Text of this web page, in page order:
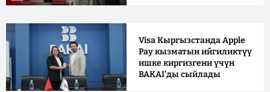
Visa Кыргызстанда Apple
Pay кызматын ийгиликтүү
ишке киргизгени үчүн
BAKAI'ды сыйлады